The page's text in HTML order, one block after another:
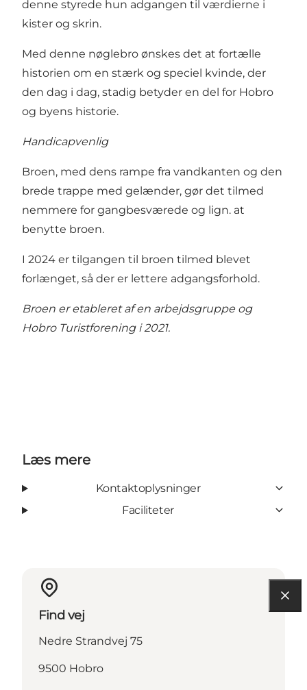
denne styrede hun adgangen til værdierne i
kister og skrin.
Med denne nøglebro ønskes det at fortælle
historien om en stærk og speciel kvinde, der
den dag i dag, stadig betyder en del for Hobro
og byens historie.
Handicapvenlig
Broen, med dens rampe fra vandkanten og den
brede trappe med gelænder, gør det tilmed
nemmere for gangbesværede og lign. at
benytte broen.
I 2024 er tilgangen til broen tilmed blevet
forlænget, så der er lettere adgangsforhold.
Broen er etableret af en arbejdsgruppe og
Hobro Turistforening i 2021.
Læs mere
Kontaktoplysninger
Faciliteter
Find vej
Nedre Strandvej 75
9500 Hobro